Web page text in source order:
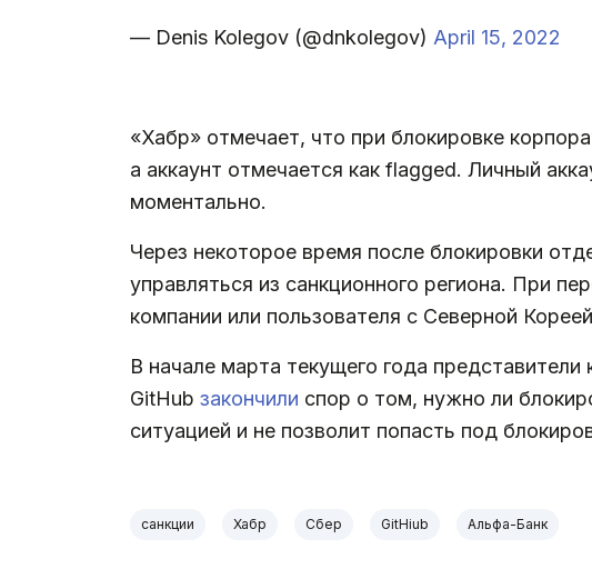
— Denis Kolegov (@dnkolegov) April 15, 2022
«Хабр» отмечает, что при блокировке
а аккаунт отмечается как flagged. Личный
моментально.
Через некоторое время после блокировки
управляться из санкционного региона. При
компании или пользователя с Северной
В начале марта текущего года
GitHub закончили спор о том, нужно ли
ситуацией и не позволит попасть под
санкции Хабр Сбер GitHiub Альфа-Банк